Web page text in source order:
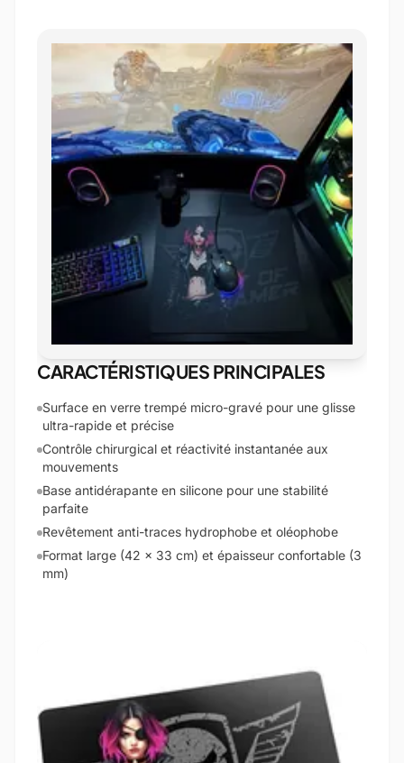
CARACTÉRISTIQUES PRINCIPALES
Surface en verre trempé micro-gravé pour une glisse
ultra-rapide et précise
Contrôle chirurgical et réactivité instantanée aux
mouvements
Base antidérapante en silicone pour une stabilité
parfaite
Revêtement anti-traces hydrophobe et oléophobe
Format large (42 x 33 cm) et épaisseur confortable (3
mm)